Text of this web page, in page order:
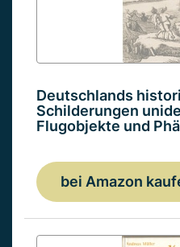
Deutschlands
Schilderungen
Flugobjekte und
bei Amazon